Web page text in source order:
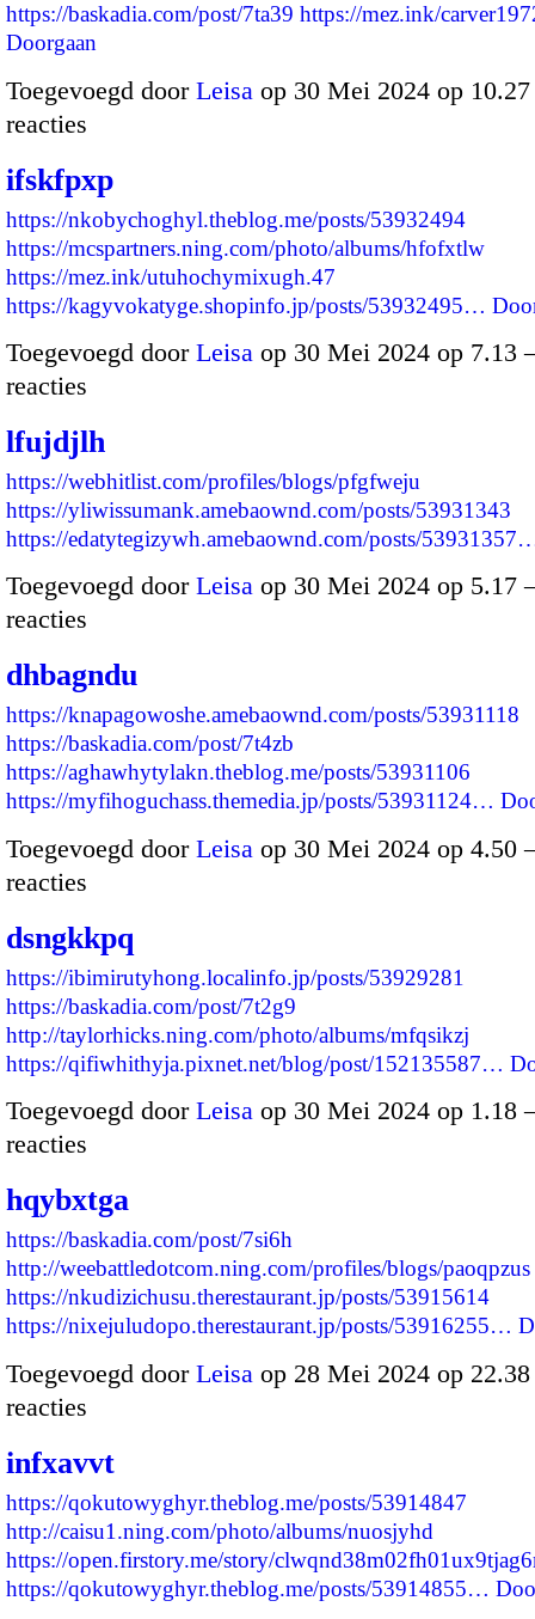
https://baskadia.com/post/7ta39 https://mez.ink/
Doorgaan
Toegevoegd door Leisa op 30 Mei 2024 op
reacties
ifskfpxp
https://nkobychoghyl.theblog.me/posts/53932494
https://mcspartners.ning.com/photo/albums/hfofxtlw
https://mez.ink/utuhochymixugh.47
https://kagyvokatyge.shopinfo.jp/posts/53932495…
Toegevoegd door Leisa op 30 Mei 2024 op 7.13
reacties
lfujdjlh
https://webhitlist.com/profiles/blogs/pfgfweju
https://yliwissumank.amebaownd.com/posts/53931343
https://edatytegizywh.amebaownd.com/posts/
Toegevoegd door Leisa op 30 Mei 2024 op 5.17
reacties
dhbagndu
https://knapagowoshe.amebaownd.com/posts/53931118
https://baskadia.com/post/7t4zb
https://aghawhytylakn.theblog.me/posts/53931106
https://myfihoguchass.themedia.jp/posts/53931124…
Toegevoegd door Leisa op 30 Mei 2024 op 4.50
reacties
dsngkkpq
https://ibimirutyhong.localinfo.jp/posts/53929281
https://baskadia.com/post/7t2g9
http://taylorhicks.ning.com/photo/albums/mfqsikzj
https://qifiwhithyja.pixnet.net/blog/post/152135587…
Toegevoegd door Leisa op 30 Mei 2024 op 1.18
reacties
hqybxtga
https://baskadia.com/post/7si6h
http://weebattledotcom.ning.com/profiles/blogs/paoqpzus
https://nkudizichusu.therestaurant.jp/posts/53915614
https://nixejuludopo.therestaurant.jp/posts/53916255…
Toegevoegd door Leisa op 28 Mei 2024 op
reacties
infxavvt
https://qokutowyghyr.theblog.me/posts/53914847
http://caisu1.ning.com/photo/albums/nuosjyhd
https://open.firstory.me/story/
https://qokutowyghyr.theblog.me/posts/53914855…